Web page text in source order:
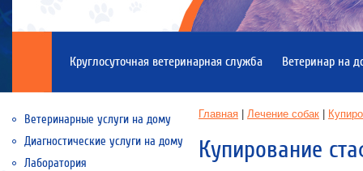
Круглосуточная ветеринарная служба Ветеринар на
Ветеринарные услуги на дому
Диагностические услуги на дому
Лаборатория
Главная Лечение собак
Купирование